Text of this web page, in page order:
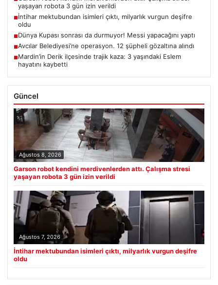
yaşayan robota 3 gün izin verildi
■İntihar mektubundan isimleri çıktı, milyarlık vurgun deşifre
oldu
■Dünya Kupası sonrası da durmuyor! Messi yapacağını yaptı
■Avcılar Belediyesi’ne operasyon. 12 şüpheli gözaltına alındı
■Mardin’in Derik ilçesinde trajik kaza: 3 yaşındaki Eslem
hayatını kaybetti
Güncel
Ağustos 8, 2026
Garson robot kendini merdivenlerden attı. Çalışma stresi
yaşayan robota 3 gün izin verildi
Ağustos 7, 2026
İntihar mektubundan isimleri çıktı, milyarlık vurgun deşifre
oldu